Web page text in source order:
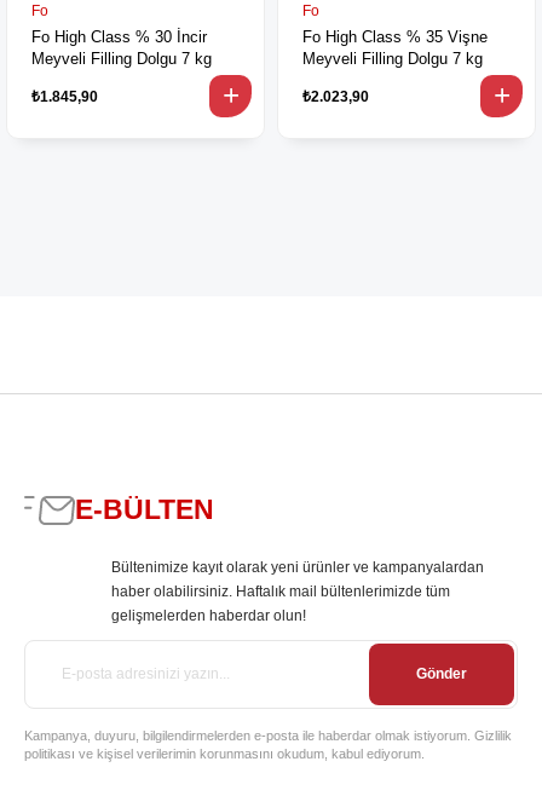
Fo
Fo High Class % 30 İncir
Meyveli Filling Dolgu 7 kg
₺1.845,90
Fo
Fo High Class % 35 Vişne
Meyveli Filling Dolgu 7 kg
₺2.023,90
E-BÜLTEN
Bültenimize kayıt olarak yeni ürünler ve kampanyalardan
haber olabilirsiniz. Haftalık mail bültenlerimizde tüm
gelişmelerden haberdar olun!
Gönder
Kampanya, duyuru, bilgilendirmelerden e-posta ile haberdar olmak istiyorum. Gizlilik
politikası ve kişisel verilerimin korunmasını okudum, kabul ediyorum.